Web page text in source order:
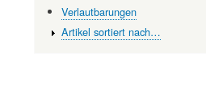
Verlautbarungen
Artikel sortiert nach…